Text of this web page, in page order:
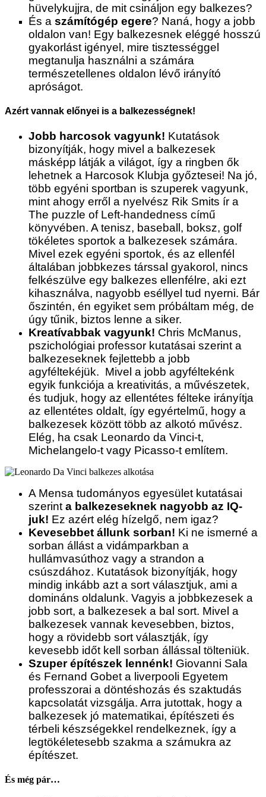
hüvelykujjra, de mit csináljon egy balkezes?
És a számítógép egere? Naná, hogy a jobb
oldalon van! Egy balkezesnek eléggé hosszú
gyakorlást igényel, mire tisztességgel
megtanulja használni a számára
természetellenes oldalon lévő irányító
apróságot.
Azért vannak előnyei is a balkezességnek!
Jobb harcosok vagyunk! Kutatások
bizonyítják, hogy mivel a balkezesek
másképp látják a világot, így a ringben ők
lehetnek a Harcosok Klubja győztesei! Na jó,
több egyéni sportban is szuperek vagyunk,
mint ahogy erről a nyelvész Rik Smits ír a
The puzzle of Left-handedness című
könyvében. A tenisz, baseball, boksz, golf
tökéletes sportok a balkezesek számára.
Mivel ezek egyéni sportok, és az ellenfél
általában jobbkezes társsal gyakorol, nincs
felkészülve egy balkezes ellenfélre, aki ezt
kihasználva, nagyobb eséllyel tud nyerni. Bár
őszintén, én egyiket sem próbáltam még, de
úgy tűnik, biztos lenne a siker.
Kreatívabbak vagyunk! Chris McManus,
pszichológiai professor kutatásai szerint a
balkezeseknek fejlettebb a jobb
agyféltekéjük. Mivel a jobb agyféltekénk
egyik funkciója a kreativitás, a művészetek,
és tudjuk, hogy az ellentétes félteke irányítja
az ellentétes oldalt, így egyértelmű, hogy a
balkezesek között több az alkotó művész.
Elég, ha csak Leonardo da Vinci-t,
Michelangelo-t vagy Picasso-t említem.
A Mensa tudományos egyesület kutatásai
szerint a balkezeseknek nagyobb az IQ-
juk! Ez azért elég hízelgő, nem igaz?
Kevesebbet állunk sorban! Ki ne ismerné a
sorban állást a vidámparkban a
hullámvasúthoz vagy a strandon a
csúszdához. Kutatások bizonyítják, hogy
mindig inkább azt a sort választjuk, ami a
domináns oldalunk. Vagyis a jobbkezesek a
jobb sort, a balkezesek a bal sort. Mivel a
balkezesek vannak kevesebben, biztos,
hogy a rövidebb sort választják, így
kevesebb időt kell sorban állással tölteniük.
Szuper építészek lennénk! Giovanni Sala
és Fernand Gobet a liverpooli Egyetem
professzorai a döntéshozás és szaktudás
kapcsolatát vizsgálja. Arra jutottak, hogy a
balkezesek jó matematikai, építészeti és
térbeli készségekkel rendelkeznek, így a
legtökéletesebb szakma a számukra az
építészet.
És még pár…